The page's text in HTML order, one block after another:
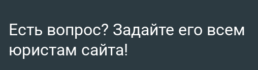
Есть вопрос? Задайте его всем
юристам сайта!